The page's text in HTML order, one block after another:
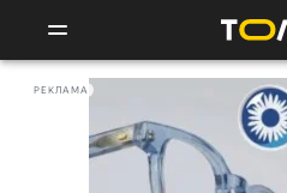
РЕКЛАМА